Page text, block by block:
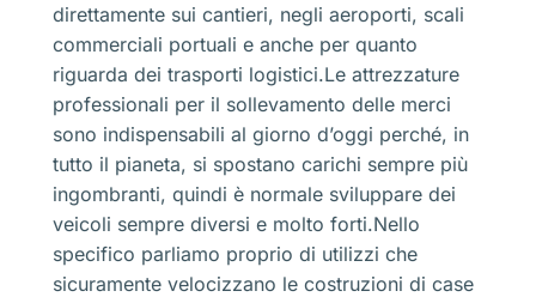
direttamente sui cantieri, negli aeroporti, scali
commerciali portuali e anche per quanto
riguarda dei trasporti logistici.Le attrezzature
professionali per il sollevamento delle merci
sono indispensabili al giorno d’oggi perché, in
tutto il pianeta, si spostano carichi sempre più
ingombranti, quindi è normale sviluppare dei
veicoli sempre diversi e molto forti.Nello
specifico parliamo proprio di utilizzi che
sicuramente velocizzano le costruzioni di case